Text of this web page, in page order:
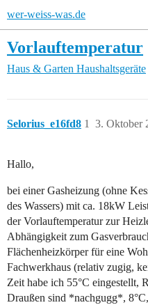
wer-weiss-was.de
Vorlauftemperatur
Haus & Garten Haushaltsgeräte
Selorius_e16fd8 3. Oktober
1
Hallo,
bei einer Gasheizung (ohne
des Wassers) mit ca. 18kW
der Vorlauftemperatur zur
Abhängigkeit zum
Flächenheizkörper für eine
Fachwerkhaus (relativ zugig,
Zeit habe ich 55°C eingestellt,
Draußen sind *nachgugg*,